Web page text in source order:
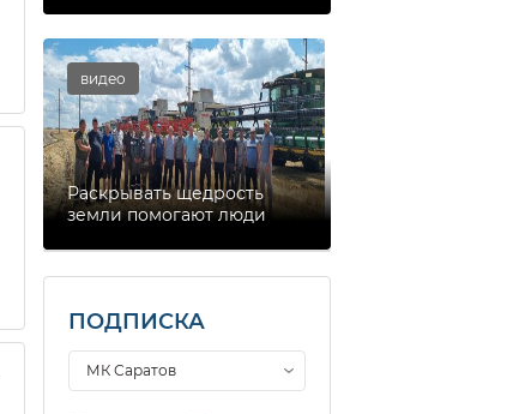
видео
Раскрывать щедрость
земли помогают люди
ПОДПИСКА